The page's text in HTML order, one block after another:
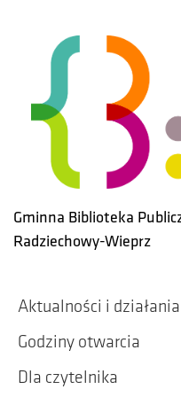
Gminna Biblioteka
Radziechowy-Wieprz
Aktualności i działania
Godziny otwarcia
Dla czytelnika